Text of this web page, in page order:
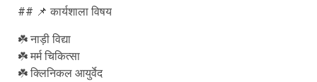
## 📌 कार्यशाला विषय
☘️ नाड़ी विद्या
☘️ मर्म चिकित्सा
☘️ क्लिनिकल आयुर्वेद